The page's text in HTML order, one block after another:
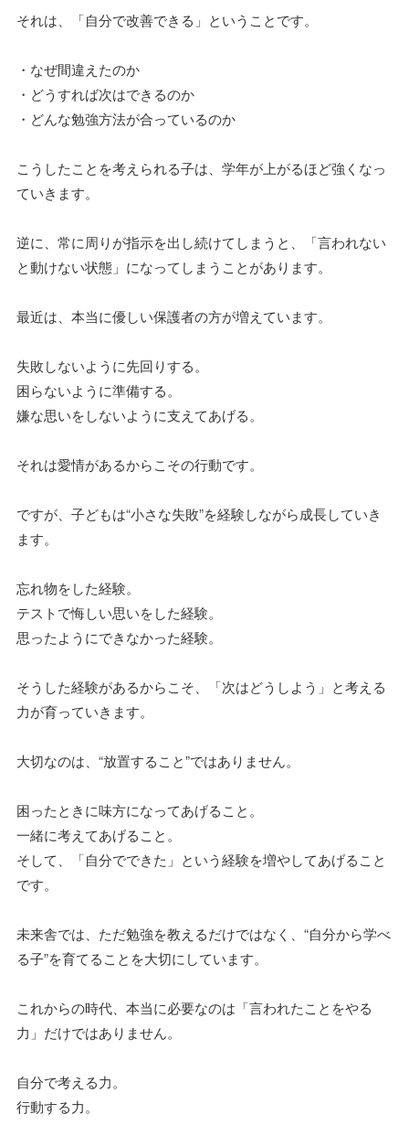
それは、「自分で改善できる」ということです。
・なぜ間違えたのか
・どうすれば次はできるのか
・どんな勉強方法が合っているのか
こうしたことを考えられる子は、学年が上がるほど強くなっ
ていきます。
逆に、常に周りが指示を出し続けてしまうと、「言われない
と動けない状態」になってしまうことがあります。
最近は、本当に優しい保護者の方が増えています。
失敗しないように先回りする。
困らないように準備する。
嫌な思いをしないように支えてあげる。
それは愛情があるからこその行動です。
ですが、子どもは“小さな失敗”を経験しながら成長していき
ます。
忘れ物をした経験。
テストで悔しい思いをした経験。
思ったようにできなかった経験。
そうした経験があるからこそ、「次はどうしよう」と考える
力が育っていきます。
大切なのは、“放置すること”ではありません。
困ったときに味方になってあげること。
一緒に考えてあげること。
そして、「自分でできた」という経験を増やしてあげること
です。
未来舎では、ただ勉強を教えるだけではなく、“自分から学べ
る子”を育てることを大切にしています。
これからの時代、本当に必要なのは「言われたことをやる
力」だけではありません。
自分で考える力。
行動する力。